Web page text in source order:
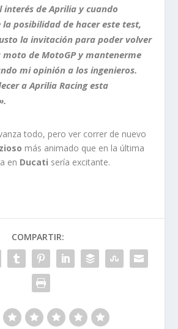
interés de Aprilia y cuando
posibilidad de hacer este test,
la invitación para poder volver
moto de MotoGPy mantenerme
mi opinión a los ingenieros.
aAprilia Racingesta
todo, pero ver correr de nuevo
más animado que en la última
en Ducati sería excitante.
COMPARTIR: